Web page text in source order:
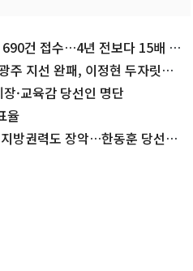
건 접수…4년 전보다 15배 폭
지선 완패, 이정현 두자릿수
·교육감 당선인 명단
율
방권력도 장악…한동훈 당선,